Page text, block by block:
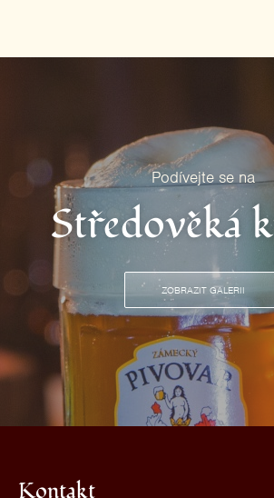
Podívejte se na
Středověká
ZOBRAZIT GALERII
Kontakt